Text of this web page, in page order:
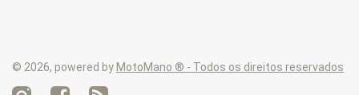
© 2026, powered by MotoMano ® - Todos os direitos reservados